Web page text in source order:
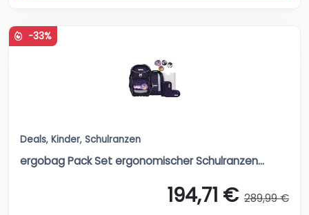
-33%
Deals, Kinder, Schulranzen
ergobag Pack Set ergonomischer Schulranzen...
194,71 € 289,99 €